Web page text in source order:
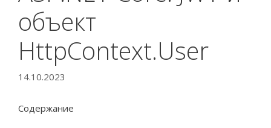
объект
HttpContext.User
14.10.2023
Содержание